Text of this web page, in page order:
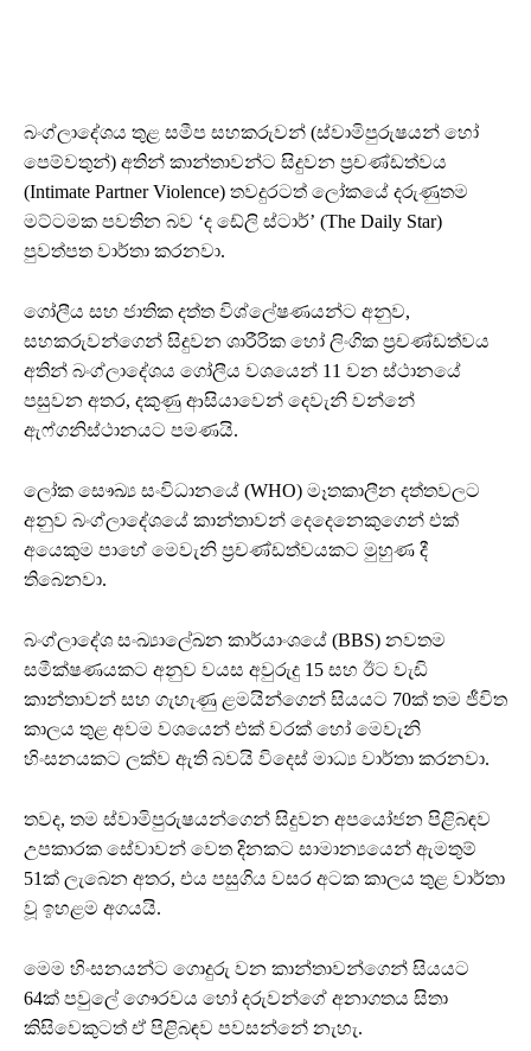
බංග්ලාදේශය තුළ සමීප සහකරුවන් (ස්වාමිපුරුෂයන් හෝ
පෙම්වතුන්) අතින් කාන්තාවන්ට සිදුවන ප්‍රචණ්ඩත්වය
(Intimate Partner Violence) තවදුරටත් ලෝකයේ දරුණුතම
මට්ටමක පවතින බව ‘ද ඩේලි ස්ටාර්’ (The Daily Star)
පුවත්පත වාර්තා කරනවා.
ගෝලීය සහ ජාතික දත්ත විශ්ලේෂණයන්ට අනුව,
සහකරුවන්ගෙන් සිදුවන ශාරීරික හෝ ලිංගික ප්‍රචණ්ඩත්වය
අතින් බංග්ලාදේශය ගෝලීය වශයෙන් 11 වන ස්ථානයේ
පසුවන අතර, දකුණු ආසියාවෙන් දෙවැනි වන්නේ
ඇෆ්ගනිස්ථානයට පමණයි.
ලෝක සෞඛ්‍ය සංවිධානයේ (WHO) මෑතකාලීන දත්තවලට
අනුව බංග්ලාදේශයේ කාන්තාවන් දෙදෙනෙකුගෙන් එක්
අයෙකුම පාහේ මෙවැනි ප්‍රචණ්ඩත්වයකට මුහුණ දී
තිබෙනවා.
බංග්ලාදේශ සංඛ්‍යාලේඛන කාර්යාංශයේ (BBS) නවතම
සමීක්ෂණයකට අනුව වයස අවුරුදු 15 සහ ඊට වැඩි
කාන්තාවන් සහ ගැහැණු ළමයින්ගෙන් සියයට 70ක් තම ජීවිත
කාලය තුළ අවම වශයෙන් එක් වරක් හෝ මෙවැනි
හිංසනයකට ලක්ව ඇති බවයි විදෙස් මාධ්‍ය වාර්තා කරනවා.
තවද, තම ස්වාමිපුරුෂයන්ගෙන් සිදුවන අපයෝජන පිළිබඳව
උපකාරක සේවාවන් වෙත දිනකට සාමාන්‍යයෙන් ඇමතුම්
51ක් ලැබෙන අතර, එය පසුගිය වසර අටක කාලය තුළ වාර්තා
වූ ඉහළම අගයයි.
මෙම හිංසනයන්ට ගොදුරු වන කාන්තාවන්ගෙන් සියයට
64ක් පවුලේ ගෞරවය හෝ දරුවන්ගේ අනාගතය සිතා
කිසිවෙකුටත් ඒ පිළිබඳව පවසන්නේ නැහැ.